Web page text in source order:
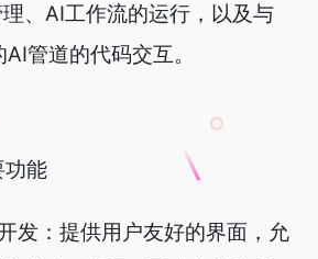
、AI工作流的运行，以及与
管道的代码交互。
能
发：提供用户友好的界面，允